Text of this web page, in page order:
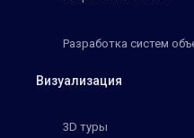
Разработка систем
Визуализация
3D туры